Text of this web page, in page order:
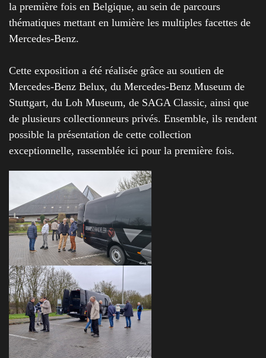
la première fois en Belgique, au sein de parcours
thématiques mettant en lumière les multiples facettes de
Mercedes-Benz.
Cette exposition a été réalisée grâce au soutien de
Mercedes-Benz Belux, du Mercedes-Benz Museum de
Stuttgart, du Loh Museum, de SAGA Classic, ainsi que
de plusieurs collectionneurs privés. Ensemble, ils rendent
possible la présentation de cette collection
exceptionnelle, rassemblée ici pour la première fois.